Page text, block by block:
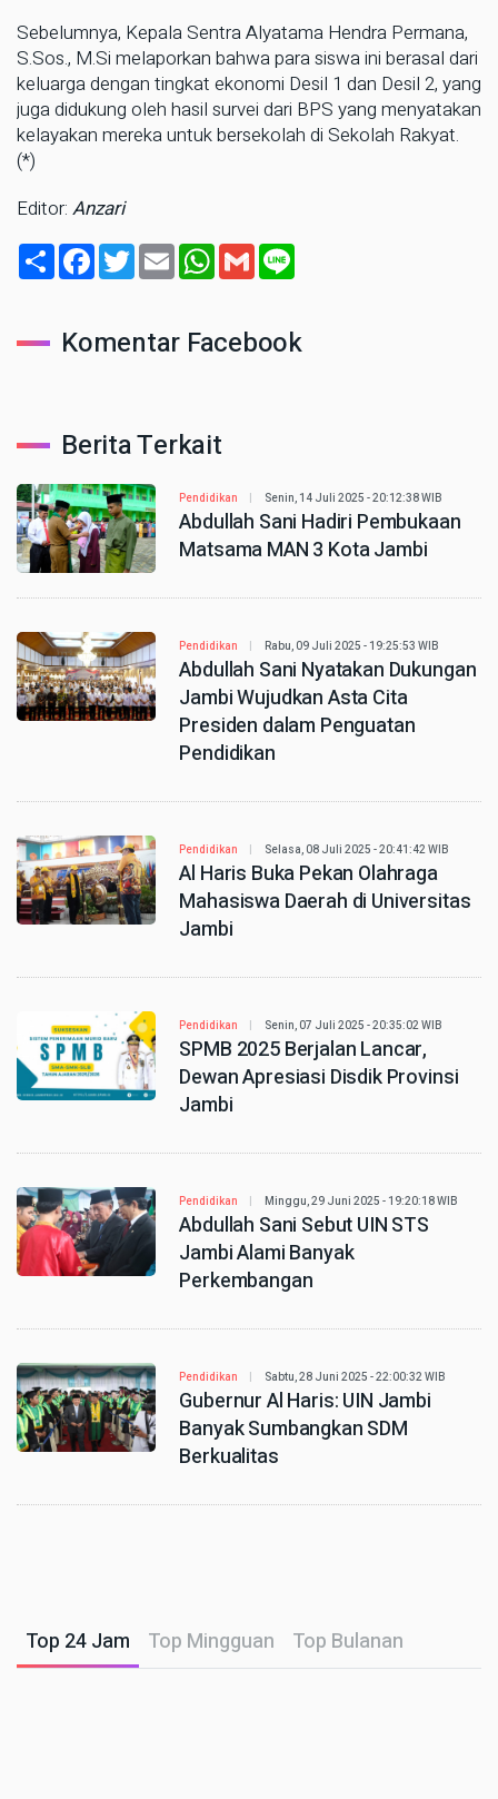
Sebelumnya, Kepala Sentra Alyatama Hendra Permana,
S.Sos., M.Si melaporkan bahwa para siswa ini berasal dari
keluarga dengan tingkat ekonomi Desil 1 dan Desil 2, yang
juga didukung oleh hasil survei dari BPS yang menyatakan
kelayakan mereka untuk bersekolah di Sekolah Rakyat.
(*)
Editor: Anzari
ShareFacebook
TwitterEmailWhatsApp
Gmail
Komentar Facebook
Berita Terkait
Pendidikan Senin, 14 Juli 2025 - 20:12:38 WIB
Abdullah Sani Hadiri Pembukaan
Matsama MAN 3 Kota Jambi
Pendidikan Rabu, 09 Juli 2025 - 19:25:53 WIB
Abdullah Sani Nyatakan Dukungan
Jambi Wujudkan Asta Cita
Presiden dalam Penguatan
Pendidikan
Pendidikan Selasa, 08 Juli 2025 - 20:41:42 WIB
Al Haris Buka Pekan Olahraga
Mahasiswa Daerah di Universitas
Jambi
Pendidikan Senin, 07 Juli 2025 - 20:35:02 WIB
SPMB 2025 Berjalan Lancar,
Dewan Apresiasi Disdik Provinsi
Jambi
Pendidikan Minggu, 29 Juni 2025 - 19:20:18 WIB
Abdullah Sani Sebut UIN STS
Jambi Alami Banyak
Perkembangan
Pendidikan Sabtu, 28 Juni 2025 - 22:00:32 WIB
Gubernur Al Haris: UIN Jambi
Banyak Sumbangkan SDM
Berkualitas
Top 24 Jam Top Mingguan Top Bulanan